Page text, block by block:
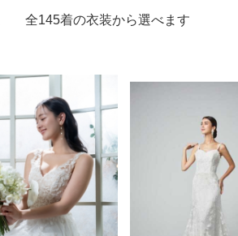
全145着の衣装から選べます